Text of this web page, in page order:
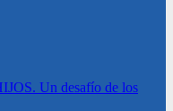
Un desafío de los